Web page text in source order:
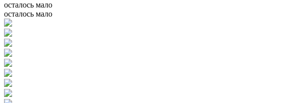
осталось мало
осталось мало